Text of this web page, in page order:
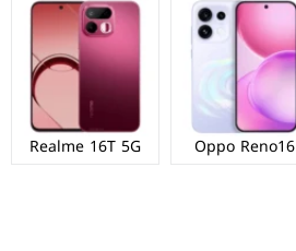
Oppo Reno16
Realme 16T 5G